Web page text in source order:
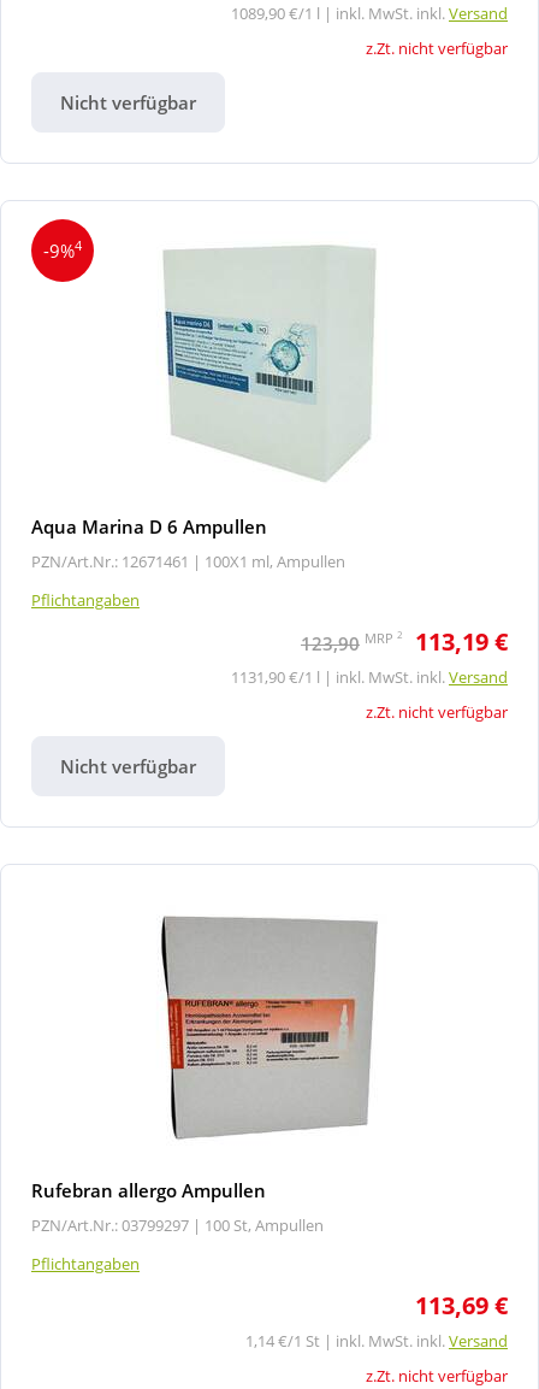
1089,90 €/1 l | inkl. MwSt. inkl.Versand
z.Zt. nicht verfügbar
Nicht verfügbar
-9%4
Aqua Marina D 6 Ampullen
PZN/Art.Nr.: 12671461 | 100X1 ml, Ampullen
Pflichtangaben
123,90 MRP 2 113,19 €
1131,90 €/1 l | inkl. MwSt. inkl.Versand
z.Zt. nicht verfügbar
Nicht verfügbar
Rufebran allergo Ampullen
PZN/Art.Nr.: 03799297 | 100 St, Ampullen
Pflichtangaben
113,69 €
1,14 €/1 St | inkl. MwSt. inkl.Versand
z.Zt. nicht verfügbar